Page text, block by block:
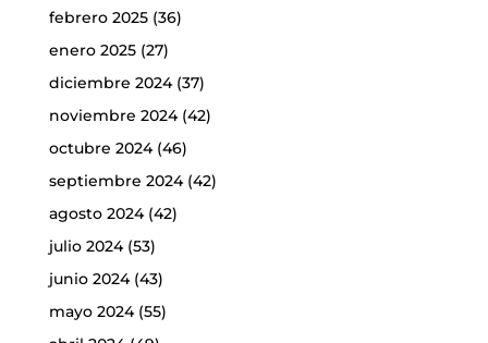
febrero 2025(36)
enero 2025(27)
diciembre 2024(37)
noviembre 2024(42)
octubre 2024(46)
septiembre 2024(42)
agosto 2024(42)
julio 2024(53)
junio 2024(43)
mayo 2024(55)